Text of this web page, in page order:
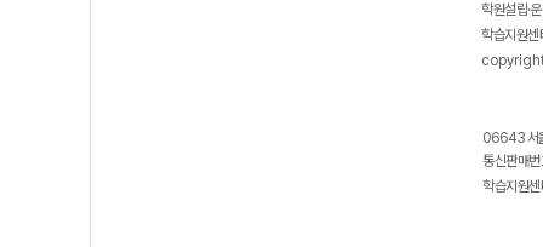
학원설립·
학습지원
06643 서
통신판매
학습지원